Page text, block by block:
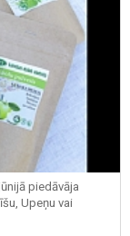
piedāvāja
Upeņu vai